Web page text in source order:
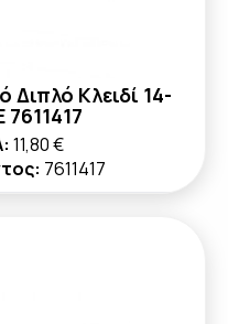
Κλειδί 14-
7611417
11,80 €
7611417